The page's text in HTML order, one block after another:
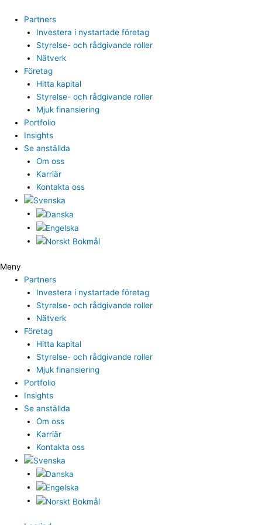
innehåll
Partners
Investera i nystartade företag
Styrelse- och rådgivande roller
Nätverk
Företag
Hitta kapital
Styrelse- och rådgivande roller
Mjuk finansiering
Portfolio
Insights
Se anställda
Om oss
Karriär
Kontakta oss
Meny
Partners
Investera i nystartade företag
Styrelse- och rådgivande roller
Nätverk
Företag
Hitta kapital
Styrelse- och rådgivande roller
Mjuk finansiering
Portfolio
Insights
Se anställda
Om oss
Karriär
Kontakta oss